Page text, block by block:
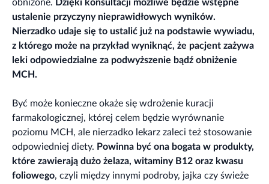
obniżone. Dzięki konsultacji możliwe będzie wstępne
ustalenie przyczyny nieprawidłowych wyników.
Nierzadko udaje się to ustalić już na podstawie wywiadu,
z którego może na przykład wyniknąć, że pacjent zażywa
leki odpowiedzialne za podwyższenie bądź obniżenie
MCH.
Być może konieczne okaże się wdrożenie kuracji
farmakologicznej, której celem będzie wyrównanie
poziomu MCH, ale nierzadko lekarz zaleci też stosowanie
odpowiedniej diety. Powinna być ona bogata w produkty,
które zawierają dużo żelaza, witaminy B12 oraz kwasu
foliowego, czyli między innymi podroby, jajka czy świeże